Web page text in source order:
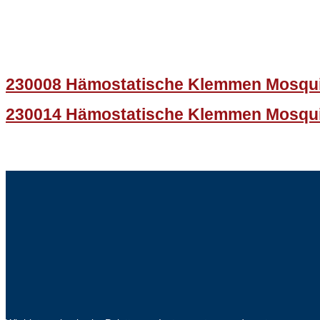
230008 Hämostatische Klemmen
230014 Hämostatische Klemmen